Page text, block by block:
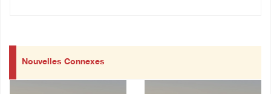
Nouvelles Connexes